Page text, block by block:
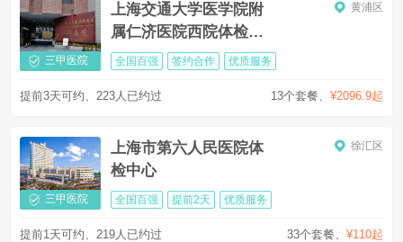
三甲医院
上海交通大学医学院附
属仁济医院西院体检中
心
黄浦区
全国百强 签约合作 优质服务
13个套餐、 ¥2096.9起
提前3天可约、223人已约过
三甲医院
上海市第六人民医院体
检中心
徐汇区
全国百强 提前2天 优质服务
33个套餐 ¥110起
提前1天可约、219人已约过